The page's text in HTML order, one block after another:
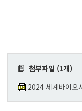
첨부파일 (1개)
2024 세계바이